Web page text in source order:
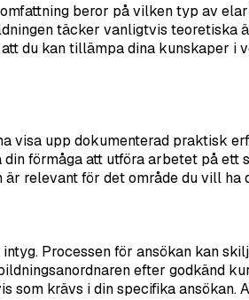
beror på vilken typ av
täcker vanligtvis teoretiska
du kan tillämpa dina kunskaper i
visa upp dokumenterad praktisk
förmåga att utföra arbetet på ett
relevant för det område du vill ha
Processen för ansökan kan
efter godkänd
som krävs i din specifika ansökan.